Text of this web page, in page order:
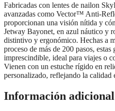
Fabricadas con lentes de nailon
avanzadas como Vector™ Anti-
proporcionan una visión nítida y
Jetway Bayonet, en azul náutico y
distintivo y ergonómico. Hechas a
proceso de más de 200 pasos,
imprescindible, ideal para viajes o
Vienen con un estuche rígido en
personalizado, reflejando la calidad
Información adicional